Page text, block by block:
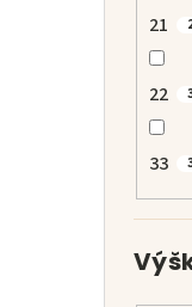
21
22
33